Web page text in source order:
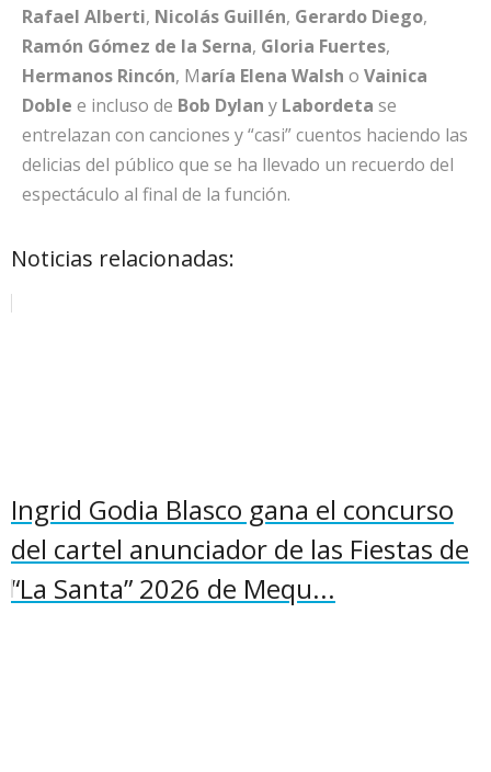
Rafael Alberti, Nicolás Guillén, Gerardo Diego,
Ramón Gómez de la Serna, Gloria Fuertes,
Hermanos Rincón, María Elena Walsh o Vainica
Doble e incluso de Bob Dylan y Labordeta se
entrelazan con canciones y “casi” cuentos haciendo las
delicias del público que se ha llevado un recuerdo del
espectáculo al final de la función.
Noticias relacionadas:
Ingrid Godia Blasco gana el concurso
del cartel anunciador de las Fiestas de
“La Santa” 2026 de Mequ...